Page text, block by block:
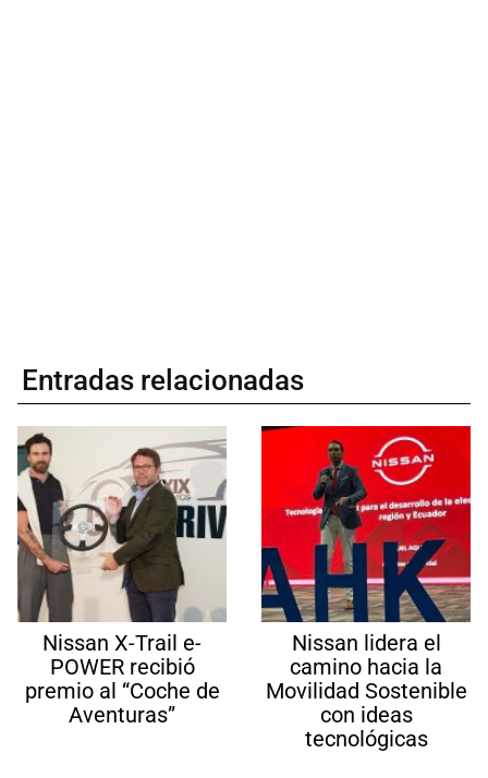
Entradas relacionadas
Nissan X-Trail e-
POWER recibió
premio al “Coche de
Aventuras”
Nissan lidera el
camino hacia la
Movilidad Sostenible
con ideas
tecnológicas